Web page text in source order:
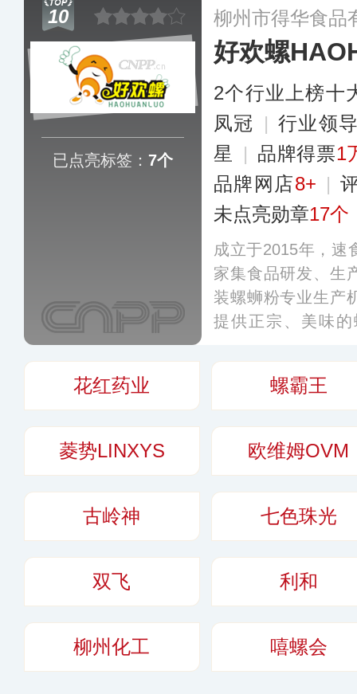
件等汽车零部件
内先进水平。更多
10
已点亮标签： 7个
柳州市得华食品
好欢螺
2个行业上榜十
凤冠 | 行业领
星
| 品牌得票1
品牌网店8+ |
未点亮勋章17个
成立于2015年，速
家集食品研发、生
装螺蛳粉专业生产
提供正宗、美味
味、加辣加臭、小
味，可满足不同消
花红药业 螺霸王
菱势LINXYS 欧维姆OVM
古岭神 七色珠光
双飞 利和
柳州化工 嘻螺会